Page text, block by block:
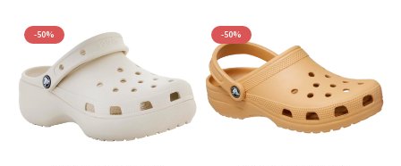
-50% -50%